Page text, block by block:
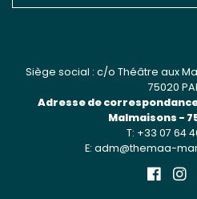
Siège social : c/o Théâtre aux
75020
Adresse de correspondance
Malmaisons -
T: +33 07 64
E: adm@themaa-